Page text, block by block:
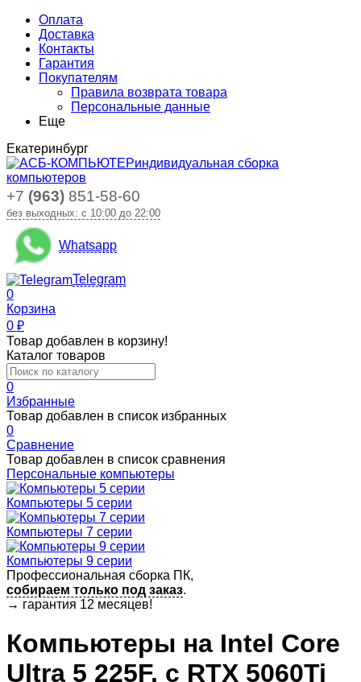
Оплата
Доставка
Контакты
Гарантия
Покупателям
Правила возврата товара
Персональные данные
Еще
Екатеринбург
индивидуальная сборка
компьютеров
+7 (963) 851-58-60
без выходных: с 10:00 до 22:00
Whatsapp
Telegram
0
Корзина
0 ₽
Товар добавлен в корзину!
Каталог товаров
0
Избранные
Товар добавлен в список избранных
0
Сравнение
Товар добавлен в список сравнения
Персональные компьютеры
Компьютеры 5 серии
Компьютеры 7 серии
Компьютеры 9 серии
Профессиональная сборка ПК,
собираем только под заказ.
→ гарантия 12 месяцев!
Компьютеры на Intel Core
Ultra 5 225F, c RTX 5060Ti